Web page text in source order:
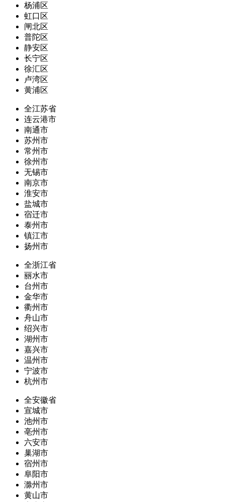
杨浦区
虹口区
闸北区
普陀区
静安区
长宁区
徐汇区
卢湾区
黄浦区
全江苏省
连云港市
南通市
苏州市
常州市
徐州市
无锡市
南京市
淮安市
盐城市
宿迁市
泰州市
镇江市
扬州市
全浙江省
丽水市
台州市
金华市
衢州市
舟山市
绍兴市
湖州市
嘉兴市
温州市
宁波市
杭州市
全安徽省
宣城市
池州市
亳州市
六安市
巢湖市
宿州市
阜阳市
滁州市
黄山市